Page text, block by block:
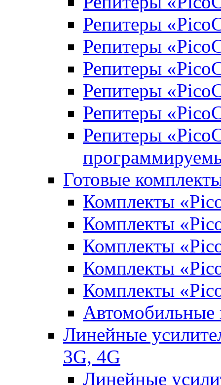
Репитеры
Репитеры
Репитеры
Репитеры
Репитеры
Репитеры
Готовые
Комплекты
Комплекты
Комплекты
Комплекты
Комплекты
Автомобильные
Линейные
3G, 4G
Линейные